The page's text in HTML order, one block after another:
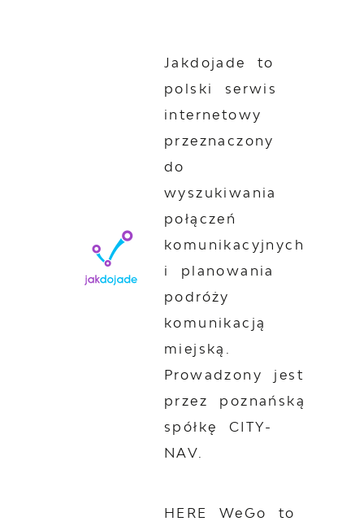
Jakdojade to
polski serwis
internetowy
przeznaczony
do
wyszukiwania
połączeń
komunikacyjnych
i planowania
podróży
komunikacją
miejską.
Prowadzony jest
przez poznańską
spółkę CITY-
NAV.
HERE WeGo to